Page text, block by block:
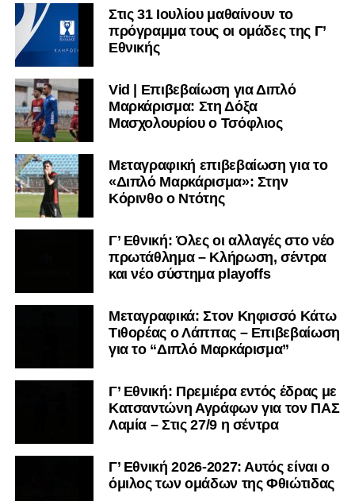
Στις 31 Ιουλίου μαθαίνουν το
πρόγραμμα τους οι ομάδες της Γ’
Εθνικής
Vid | Επιβεβαίωση για Διπλό
Μαρκάρισμα: Στη Δόξα
Μασχολουρίου ο Τσόφλιος
Μεταγραφική επιβεβαίωση για το
«Διπλό Μαρκάρισμα»: Στην
Κόρινθο ο Ντότης
Γ’ Εθνική: Όλες οι αλλαγές στο νέο
πρωτάθλημα – Κλήρωση, σέντρα
και νέο σύστημα playoffs
Μεταγραφικά: Στον Κηφισσό Κάτω
Τιθορέας ο Λάππας – Επιβεβαίωση
για το “Διπλό Μαρκάρισμα”
Γ’ Εθνική: Πρεμιέρα εντός έδρας με
Κατσαντώνη Αγράφων για τον ΠΑΣ
Λαμία – Στις 27/9 η σέντρα
Γ’ Εθνική 2026-2027: Αυτός είναι ο
όμιλος των ομάδων της Φθιώτιδας